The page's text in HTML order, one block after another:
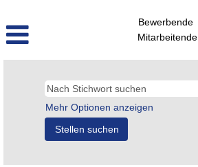
Bewerbende
Mitarbeitende
Mehr Optionen anzeigen